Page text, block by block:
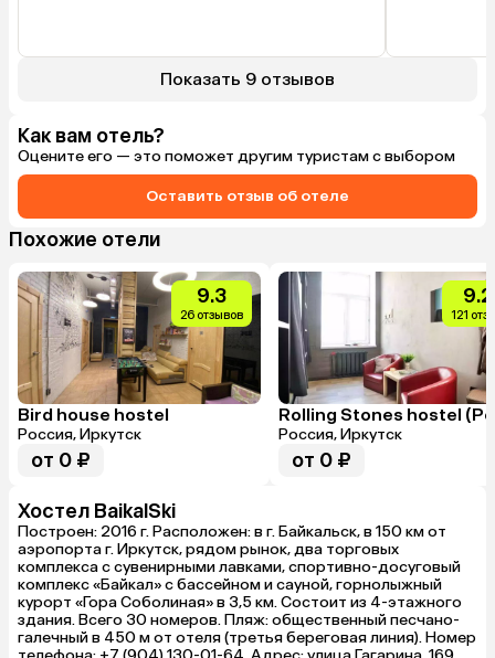
Показать 9 отзывов
Как вам отель?
Оцените его — это поможет другим туристам с выбором
Оставить отзыв об отеле
Похожие отели
9.3
26 отзывов
Bird house hostel
Россия, Иркутск
от 0 ₽
9.2
121
Россия, Иркутск
от 0 ₽
Хостел BaikalSki
Построен: 2016 г. Расположен: в г. Байкальск, в 150 км от
аэропорта г. Иркутск, рядом рынок, два торговых
комплекса с сувенирными лавками, спортивно-досуговый
комплекс «Байкал» с бассейном и сауной, горнолыжный
курорт «Гора Соболиная» в 3,5 км. Состоит из 4-этажного
здания. Всего 30 номеров. Пляж: общественный песчано-
галечный в 450 м от отеля (третья береговая линия). Номер